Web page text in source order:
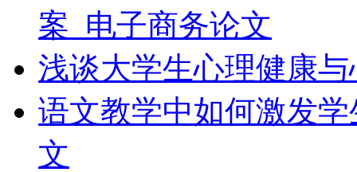
案_电子商务论文
浅谈大学生心理健康
语文教学中如何激发
文